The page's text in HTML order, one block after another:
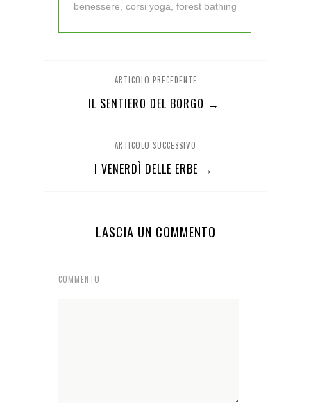
benessere, corsi yoga, forest bathing
ARTICOLO PRECEDENTE
IL SENTIERO DEL BORGO →
ARTICOLO SUCCESSIVO
I VENERDÌ DELLE ERBE →
LASCIA UN COMMENTO
COMMENTO